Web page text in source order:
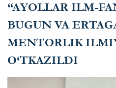
“AYOLLAR ILM-
BUGUN VA
MENTORLIK
O‘TKAZILDI